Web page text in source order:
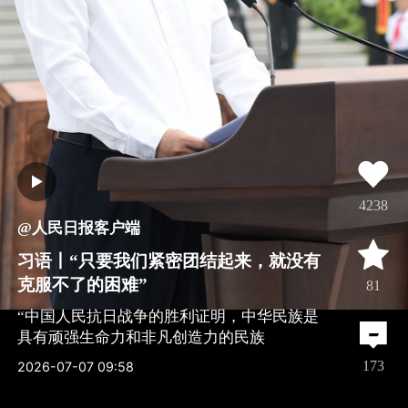
@人民日报客户端
习语丨“只要我们紧密团结起来，就没有
克服不了的困难”
“中国人民抗日战争的胜利证明，中华民族是
具有顽强生命力和非凡创造力的民族
全文
2026-07-07 09:58
4238
81
173